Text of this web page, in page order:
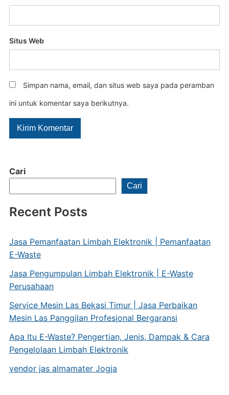
Cari
Cari
Recent Posts
Jasa Pemanfaatan Limbah Elektronik | Pemanfaatan
E-Waste
Jasa Pengumpulan Limbah Elektronik | E-Waste
Perusahaan
Service Mesin Las Bekasi Timur | Jasa Perbaikan
Mesin Las Panggilan Profesional Bergaransi
Apa Itu E-Waste? Pengertian, Jenis, Dampak & Cara
Pengelolaan Limbah Elektronik
vendor jas almamater Jogja
Situs Web
Simpan nama, email, dan situs web saya pada peramban
ini untuk komentar saya berikutnya.